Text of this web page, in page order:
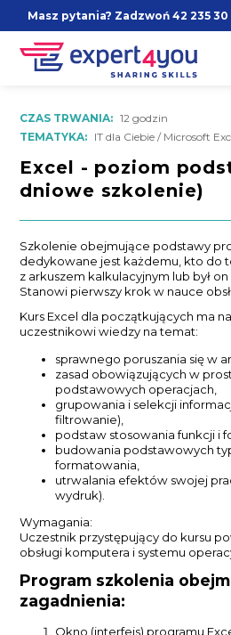
Masz pytania? Zadzwoń42 235 30
CZAS TRWANIA: 12 godzin
TEMATYKA: IT dla Ciebie / Microsoft
Excel - poziom
dniowe szkolenie)
Szkolenie obejmujące podstawy
dedykowane jest każdemu, kto do
z arkuszem kalkulacyjnym lub był
Stanowi pierwszy krok w nauce
Kurs Excel dla początkujących ma
uczestnikowi wiedzy na temat:
sprawnego poruszania się w
zasad obowiązujących w
podstawowych operacjach,
grupowania i selekcji
filtrowanie),
podstaw stosowania funkcji i
budowania podstawowych
formatowania,
utrwalania efektów swojej
wydruk).
Wymagania:
Uczestnik przystępujący do kursu
obsługi komputera i systemu
Program szkolenia
zagadnienia:
Okno (interfejs) programu